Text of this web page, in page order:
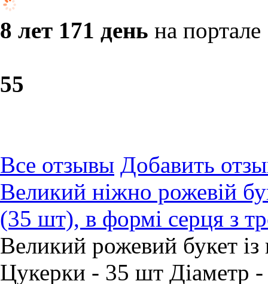
8 лет 171 день на портале
55
Все отзывы Добавить
Великий ніжно рожевій
(35 шт), в формі серця з
Великий рожевий букет
Цукерки - 35 шт Діаметр